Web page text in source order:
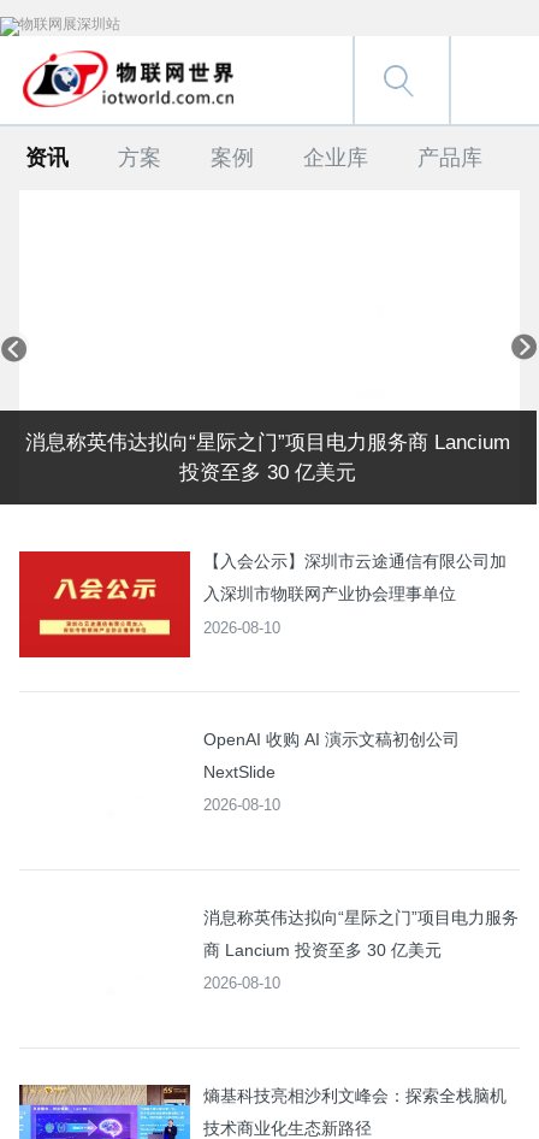
资讯 方案 案例 企业库 产品库
消息称英伟达拟向“星际之门”项目电力服务商 Lancium
投资至多 30 亿美元
 
【入会公示】深圳市云途通信有限公司加
入深圳市物联网产业协会理事单位
2026-08-10
OpenAI 收购 AI 演示文稿初创公司
NextSlide
2026-08-10
消息称英伟达拟向“星际之门”项目电力服务
商 Lancium 投资至多 30 亿美元
2026-08-10
熵基科技亮相沙利文峰会：探索全栈脑机
技术商业化生态新路径